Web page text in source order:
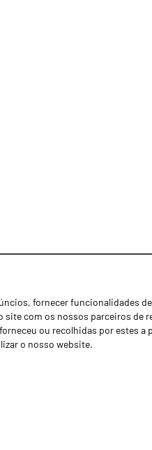
fornecer funcionalidades
com os nossos parceiros de
ou recolhidas por estes
o nosso website.